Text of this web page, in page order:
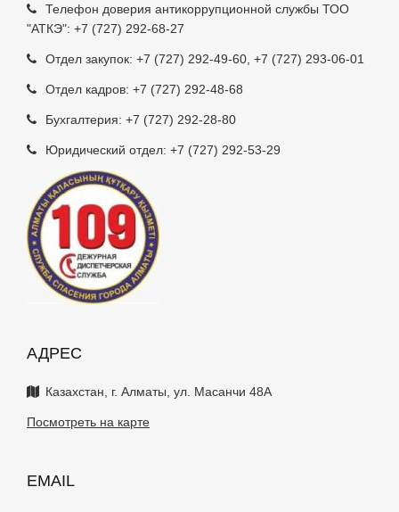
Телефон доверия антикоррупционной службы ТОО
"АТКЭ": +7 (727) 292-68-27
Отдел закупок: +7 (727) 292-49-60 +7 (727) 293-06-01
Отдел кадров: +7 (727) 292-48-68
Бухгалтерия: +7 (727) 292-28-80
Юридический отдел: +7 (727) 292-53-29
АДРЕС
Казахстан, г. Алматы, ул. Масанчи 48А
Посмотреть на карте
EMAIL